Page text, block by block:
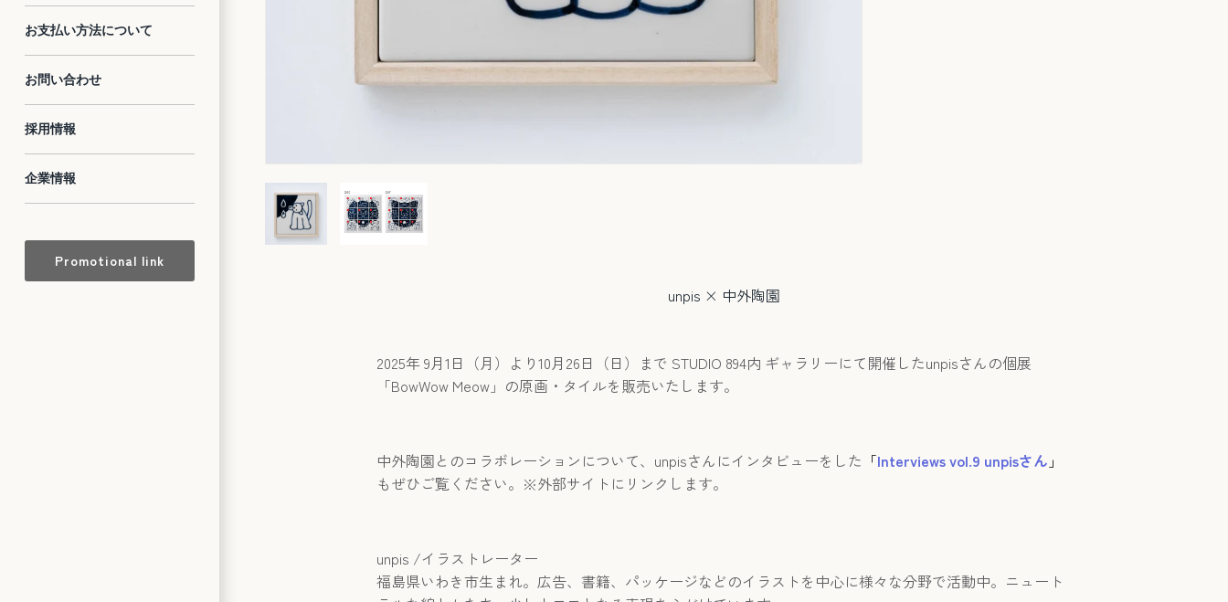
お支払い方法について
お問い合わせ
採用情報
企業情報
Promotional link
unpis × 中外陶園
2025年 9月1日（月）より10月26日（日）まで STUDIO 894内 ギャラリーにて開催したunpisさんの個展
「BowWow Meow」の原画・タイルを販売いたします。
中外陶園とのコラボレーションについて、unpisさんにインタビューをした 「Interviews vol.9 unpisさん 」
もぜひご覧ください。※外部サイトにリンクします。
unpis /イラストレーター
福島県いわき市生まれ。広告、書籍、パッケージなどのイラストを中心に様々な分野で活動中。ニュート